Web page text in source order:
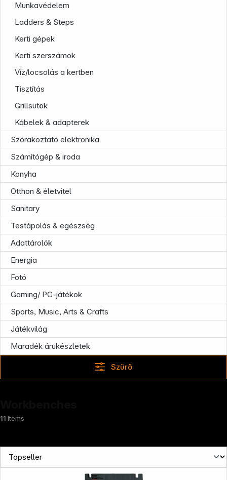
Munkavédelem
Ladders & Steps
Kerti gépek
Kerti szerszámok
Víz/locsolás a kertben
Tisztítás
Grillsütök
Kábelek & adapterek
Szórakoztató elektronika
Számítógép & iroda
Konyha
Otthon & életvitel
Sanitary
Testápolás & egészség
Adattárolók
Energia
Fotó
Gaming/ PC-játékok
Sports, Music, Arts & Crafts
Játékvilág
Maradék árukészletek
Szűrő
11 Items
News
Follow us on